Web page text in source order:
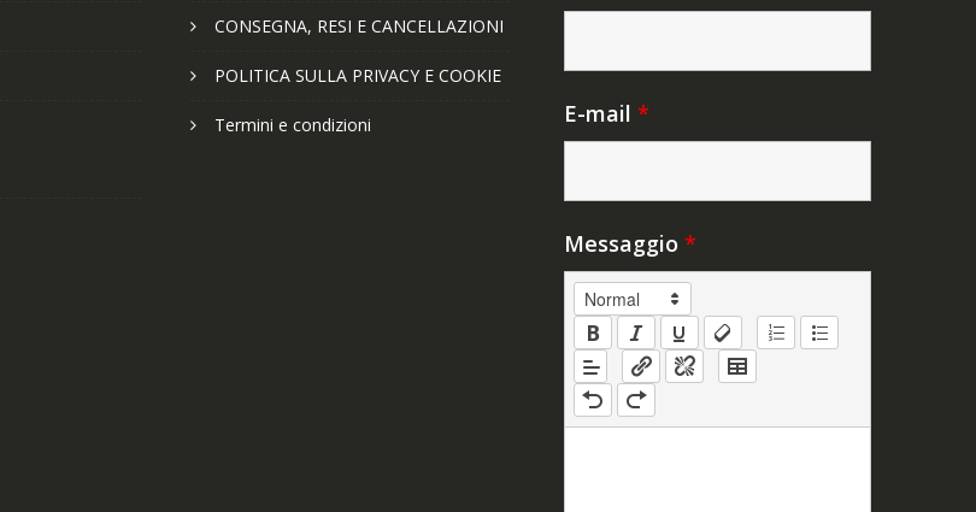
CONSEGNA, RESI E CANCELLAZIONI
POLITICA SULLA PRIVACY E COOKIE
Termini e condizioni E-mail *
Messaggio *